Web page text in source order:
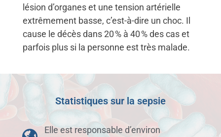
lésion d’organes et une tension artérielle
extrêmement basse, c’est-à-dire un choc. Il
cause le décès dans 20 % à 40 % des cas et
parfois plus si la personne est très malade.
Statistiques sur la sepsie
Elle est responsable d’environ